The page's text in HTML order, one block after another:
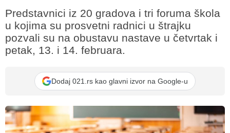
Predstavnici iz 20 gradova i tri foruma škola
u kojima su prosvetni radnici u štrajku
pozvali su na obustavu nastave u četvrtak i
petak, 13. i 14. februara.
Dodaj 021.rs kao glavni izvor na Google-u